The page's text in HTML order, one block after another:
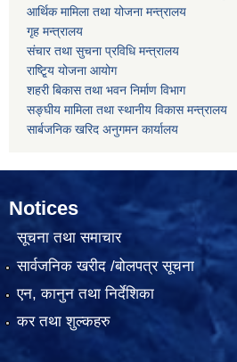
आर्थिक मामिला तथा योजना मन्त्रालय
गृह मन्त्रालय
संचार तथा सुचना प्रविधि मन्त्रालय
राष्टि्ृय योजना आयोग
शहरी बिकास तथा भवन निर्माण विभाग
सङ्घीय मामिला तथा स्थानीय विकास मन्त्रालय
सार्बजनिक खरिद अनुगमन कार्यालय
Notices
सूचना तथा समाचार
सार्वजनिक खरीद /बोलपत्र सूचना
एन, कानुन तथा निर्देशिका
कर तथा शुल्कहरु